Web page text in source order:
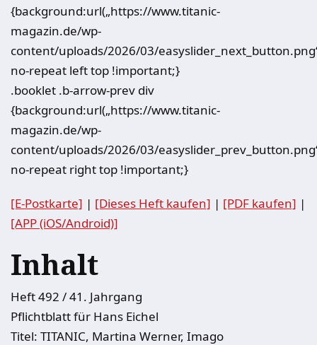
{background:url(„https://www.titanic-
magazin.de/wp-
content/uploads/2026/03/
no-repeat left top !important;}
.booklet .b-arrow-prev div
{background:url(„https://www.titanic-
magazin.de/wp-
content/uploads/2026/03/
no-repeat right top !important;}
[E-Postkarte] | [Dieses Heft kaufen] | [PDF kaufen] |
[APP (iOS/Android)]
Inhalt
Heft 492 / 41. Jahrgang
Pflichtblatt für Hans Eichel
Titel: TITANIC, Martina Werner, Imago